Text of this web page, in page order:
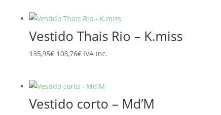
era:
129,90€.
es:
103,92€.
Vestido Thais Rio – K.miss
135,95€ El
era:
135,95€.
108,76€El
es:
108,76€.
IVA Inc.
Vestido corto – Md’M